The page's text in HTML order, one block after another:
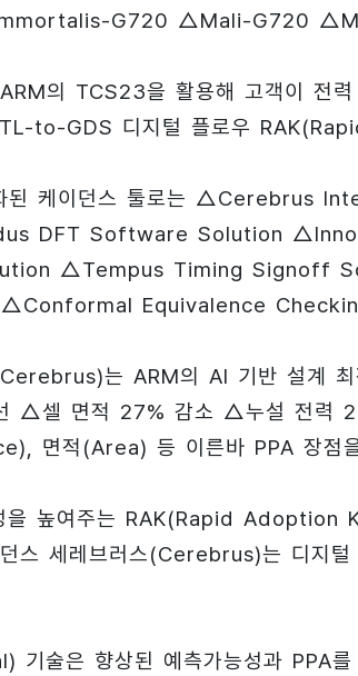
G720 △Mali-G720
의 TCS23을 활용해 고객이 전
to-GDS 디지털 플로우
된 케이던스 툴로는 △Cerebrus
DFT Software Solution
△Tempus Timing Signoff
Equivalence
는 ARM의 AI 기반 설계
△셀 면적 27% 감소 △누설 전력
면적(Area) 등 이른바 PPA 장점
을 높여주는 RAK(Rapid Adoption
스 세레브러스(Cerebrus)는 디지
기술은 향상된 예측가능성과 PPA